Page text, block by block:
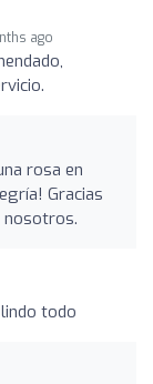
ago
rosa en
Gracias
nosotros.
todo